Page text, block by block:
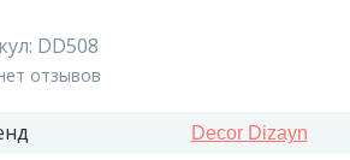
DD508
отзывов
Decor Dizayn